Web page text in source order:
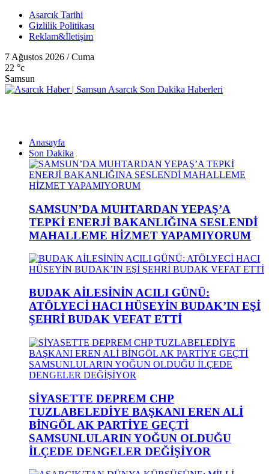
Asarcık Tarihi
Gizlilik Politikası
Reklam&İletişim
7 Ağustos 2026 / Cuma
22 °c
Samsun
Anasayfa
Son Dakika
SAMSUN’DA MUHTARDAN YEPAŞ’A
TEPKİ ENERJİ BAKANLIĞINA SESLENDİ
MAHALLEME HİZMET YAPAMIYORUM
BUDAK AİLESİNİN ACILI GÜNÜ:
ATÖLYECİ HACI HÜSEYİN BUDAK’IN EŞİ
ŞEHRİ BUDAK VEFAT ETTİ
SİYASETTE DEPREM CHP
TUZLABELEDİYE BAŞKANI EREN ALİ
BİNGÖL AK PARTİYE GEÇTİ
SAMSUNLULARIN YOĞUN OLDUĞU
İLÇEDE DENGELER DEĞİŞİYOR